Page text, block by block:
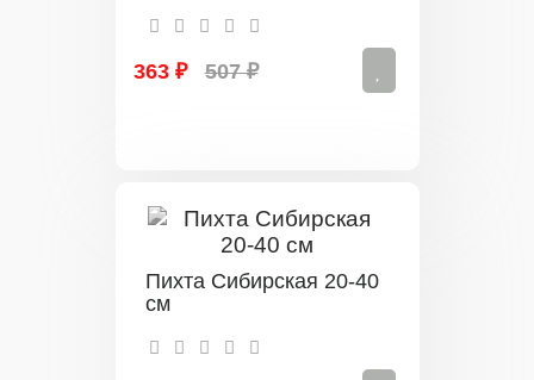
363 ₽ 507 ₽
Пихта Сибирская 20-40
см